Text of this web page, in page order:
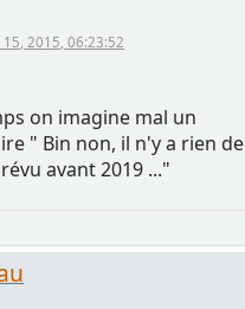
15, 2015, 06:23:52
on imagine mal un
" Bin non, il n'y a rien de
avant 2019 ..."